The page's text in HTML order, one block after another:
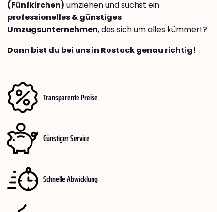
(Fünfkirchen) umziehen und suchst ein
professionelles & günstiges
Umzugsunternehmen, das sich um alles kümmert?
Dann bist du bei uns in Rostock genau richtig!
Transparente Preise
Günstiger Service
Schnelle Abwicklung